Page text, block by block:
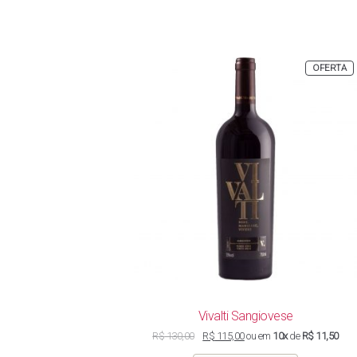
OFERTA
Vivalti Sangiovese
R$130,00
preço
R$ 115,00O
preço
ou em 10xde R$ 11,50